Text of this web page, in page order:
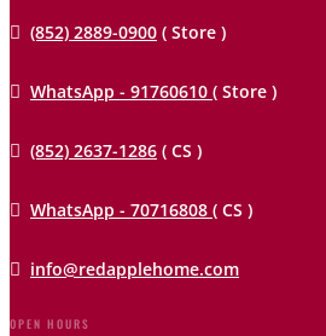
 (852) 2889-0900 ( Store )
 WhatsApp - 91760610 ( Store )
 (852) 2637-1286 ( CS )
 WhatsApp - 70716808 ( CS )
 info@redapplehome.com
OPEN HOURS